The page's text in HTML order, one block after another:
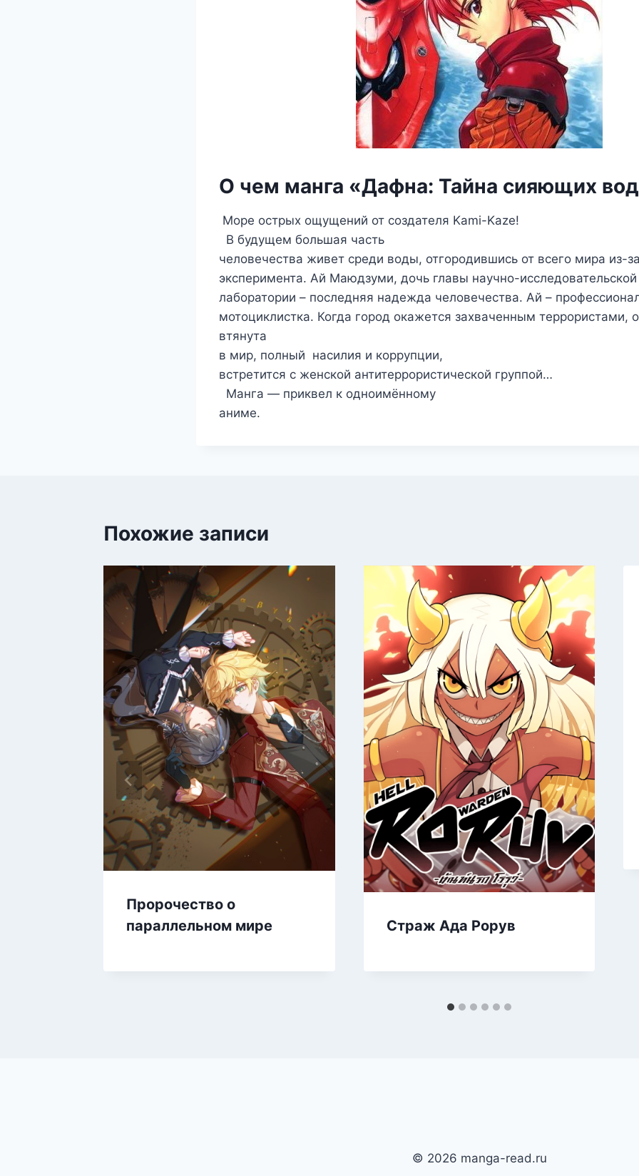
О чем манга «Дафна: Тайна сияющих
Море острых ощущений от создателя Kami-Kaze!
В будущем большая часть
человечества живет среди воды, отгородившись от всего мира из-
эксперимента. Ай Маюдзуми, дочь главы научно-исследовательской
лаборатории – последняя надежда человечества. Ай –
мотоциклистка. Когда город окажется захваченным террористами,
втянута
в мир, полный насилия и коррупции,
встретится с женской антитеррористической группой…
Манга — приквел к одноимённому
аниме.
Похожие записи
Пророчество о
параллельном мире
Страж Ада Рорув
© 2026 manga-read.ru